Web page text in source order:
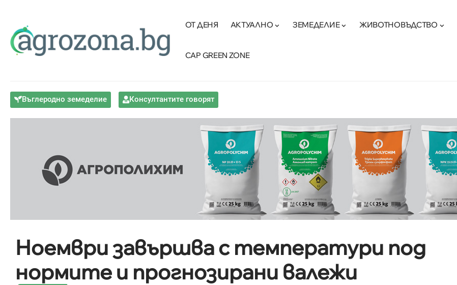
ОТ ДЕНЯ АКТУАЛНО ЗЕМЕДЕЛИЕ ЖИВОТНОВЪДСТВО
CAP GREEN ZONE
Въглеродно земеделие Консултантите говорят
Ноември завършва с температури под
нормите и прогнозирани валежи